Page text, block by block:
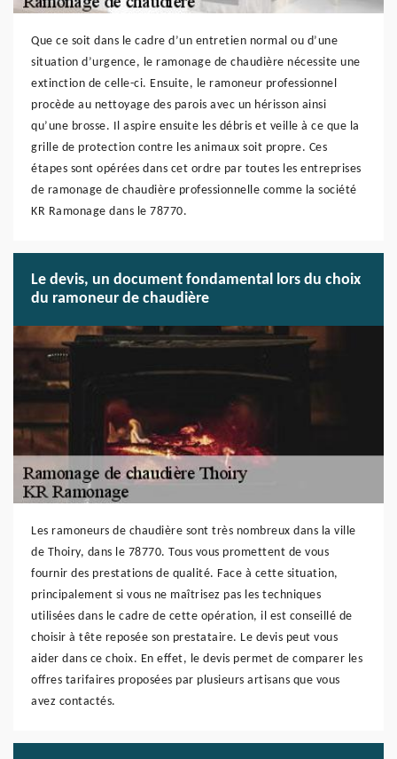
Que ce soit dans le cadre d’un entretien normal ou d’une
situation d’urgence, le ramonage de chaudière nécessite une
extinction de celle-ci. Ensuite, le ramoneur professionnel
procède au nettoyage des parois avec un hérisson ainsi
qu’une brosse. Il aspire ensuite les débris et veille à ce que la
grille de protection contre les animaux soit propre. Ces
étapes sont opérées dans cet ordre par toutes les entreprises
de ramonage de chaudière professionnelle comme la société
KR Ramonage dans le 78770.
Le devis, un document fondamental lors du choix
du ramoneur de chaudière
Les ramoneurs de chaudière sont très nombreux dans la ville
de Thoiry, dans le 78770. Tous vous promettent de vous
fournir des prestations de qualité. Face à cette situation,
principalement si vous ne maîtrisez pas les techniques
utilisées dans le cadre de cette opération, il est conseillé de
choisir à tête reposée son prestataire. Le devis peut vous
aider dans ce choix. En effet, le devis permet de comparer les
offres tarifaires proposées par plusieurs artisans que vous
avez contactés.